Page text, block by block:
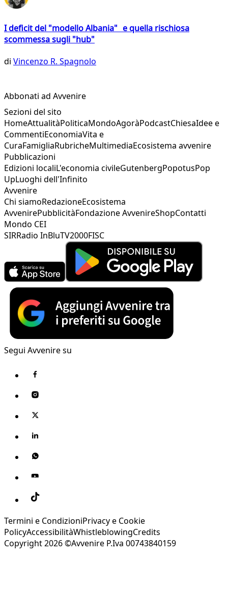
I deficit del "modello Albania" e quella rischiosa
scommessa sugli "hub"
di Vincenzo R. Spagnolo
Abbonati ad Avvenire
Sezioni del sito
HomeAttualitàPoliticaMondoAgoràPodcastChiesaIdee e
CommentiEconomiaVita e
CuraFamigliaRubricheMultimediaEcosistema avvenire
Pubblicazioni
Edizioni localiL'economia civileGutenbergPopotusPop
UpLuoghi dell'Infinito
Avvenire
Chi siamoRedazioneEcosistema
AvvenirePubblicitàFondazione AvvenireShopContatti
Mondo CEI
SIRRadio InBluTV2000FISC
Segui Avvenire su
Termini e CondizioniPrivacy e Cookie
PolicyAccessibilitàWhistleblowingCredits
Copyright 2026 ©Avvenire P.Iva 00743840159